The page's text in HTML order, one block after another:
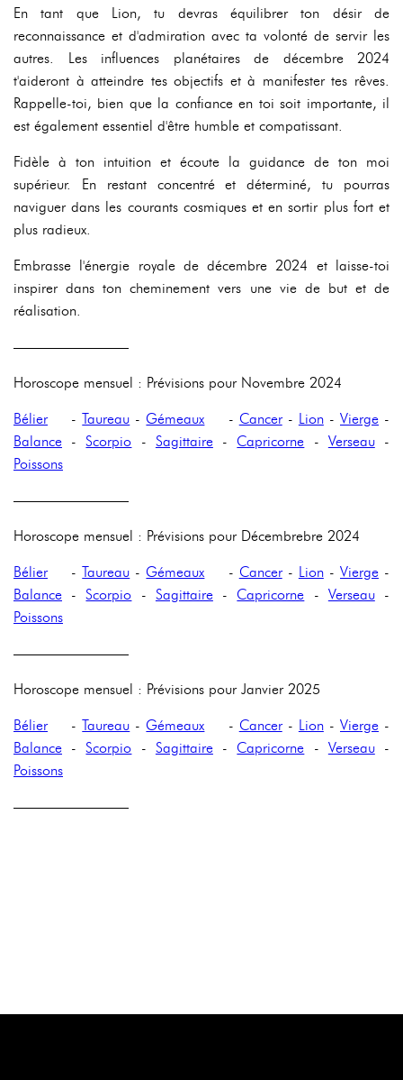
En tant que Lion, tu devras équilibrer ton désir de
reconnaissance et d'admiration avec ta volonté de servir les
autres. Les influences planétaires de décembre 2024
t'aideront à atteindre tes objectifs et à manifester tes rêves.
Rappelle-toi, bien que la confiance en toi soit importante, il
est également essentiel d'être humble et compatissant.
Fidèle à ton intuition et écoute la guidance de ton moi
supérieur. En restant concentré et déterminé, tu pourras
naviguer dans les courants cosmiques et en sortir plus fort et
plus radieux.
Embrasse l'énergie royale de décembre 2024 et laisse-toi
inspirer dans ton cheminement vers une vie de but et de
réalisation.
————————
Horoscope mensuel : Prévisions pour Novembre 2024
Bélier-Taureau - Gémeaux - Cancer- Lion- Vierge-
Balance -Scorpio - Sagittaire- Capricorne - Verseau-
Poissons
————————
Horoscope mensuel : Prévisions pour Décembrebre 2024
Bélier-Taureau - Gémeaux - Cancer- Lion- Vierge-
Balance -Scorpio - Sagittaire- Capricorne - Verseau-
Poissons
————————
Horoscope mensuel : Prévisions pour Janvier 2025
Bélier-Taureau - Gémeaux - Cancer- Lion- Vierge-
Balance -Scorpio - Sagittaire- Capricorne - Verseau-
Poissons
————————